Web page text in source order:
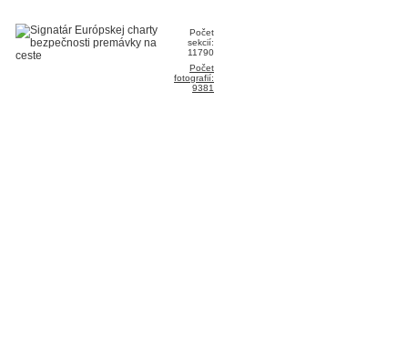
Počet
sekcií:
11790
Počet
fotografií:
9381